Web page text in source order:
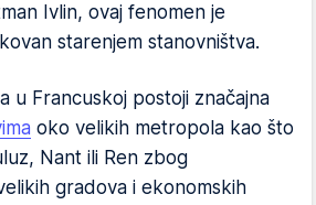
Ivlin, ovaj fenomen je
starenjem stanovništva.
u Francuskoj postoji značajna
oko velikih metropola kao što
Nant ili Ren zbog
gradova i ekonomskih